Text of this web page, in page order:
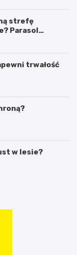
strefę
Parasol
trwałość
w lesie?